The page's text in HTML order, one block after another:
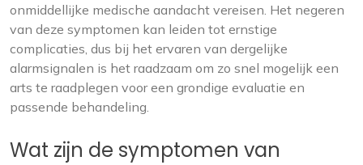
onmiddellijke medische aandacht vereisen. Het negeren
van deze symptomen kan leiden tot ernstige
complicaties, dus bij het ervaren van dergelijke
alarmsignalen is het raadzaam om zo snel mogelijk een
arts te raadplegen voor een grondige evaluatie en
passende behandeling.
Wat zijn de symptomen van